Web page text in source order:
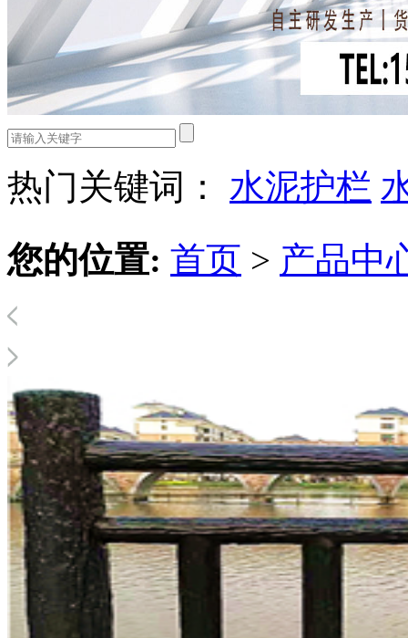
热门关键词： 水泥护栏
您的位置: 首页 > 产品中